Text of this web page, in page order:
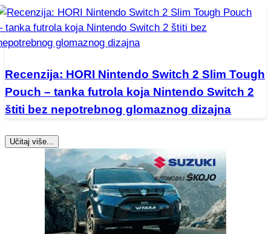
Recenzija: HORI Nintendo Switch 2 Slim Tough
Pouch – tanka futrola koja Nintendo Switch 2
štiti bez nepotrebnog glomaznog dizajna
Učitaj više...